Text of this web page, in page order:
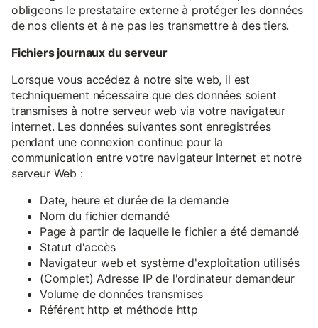
obligeons le prestataire externe à protéger les données
de nos clients et à ne pas les transmettre à des tiers.
Fichiers journaux du serveur
Lorsque vous accédez à notre site web, il est
techniquement nécessaire que des données soient
transmises à notre serveur web via votre navigateur
internet. Les données suivantes sont enregistrées
pendant une connexion continue pour la
communication entre votre navigateur Internet et notre
serveur Web :
Date, heure et durée de la demande
Nom du fichier demandé
Page à partir de laquelle le fichier a été demandé
Statut d'accès
Navigateur web et système d'exploitation utilisés
(Complet) Adresse IP de l'ordinateur demandeur
Volume de données transmises
Référent http et méthode http